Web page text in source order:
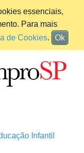
essenciais,
Para mais
de Cookies. Ok
Infantil